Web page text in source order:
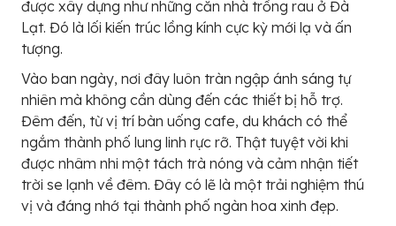
được xây dựng như những căn nhà trồng rau ở Đà
Lạt. Đó là lối kiến trúc lồng kính cực kỳ mới lạ và ấn
tượng.
Vào ban ngày, nơi đây luôn tràn ngập ánh sáng tự
nhiên mà không cần dùng đến các thiết bị hỗ trợ.
Đêm đến, từ vị trí bàn uống cafe, du khách có thể
ngắm thành phố lung linh rực rỡ. Thật tuyệt vời khi
được nhâm nhi một tách trà nóng và cảm nhận tiết
trời se lạnh về đêm. Đây có lẽ là một trải nghiệm thú
vị và đáng nhớ tại thành phố ngàn hoa xinh đẹp.